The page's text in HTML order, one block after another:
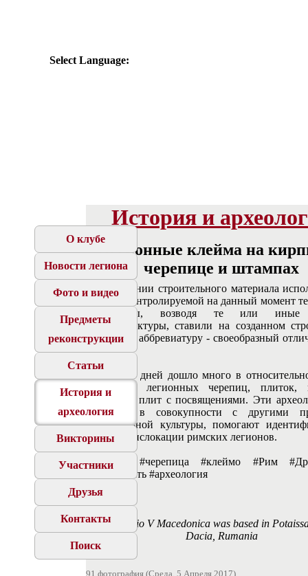
Select Language:
О клубе
Новости легиона
Фото и видео
Предметы
реконструкции
Статьи
История и
археология
Викторины
Участники
Друзья
Контакты
Поиск
История и
Легионные клейма на
черепице и штампах
При создании строительного материала
сырьё с контролируемой на данный момент
Легионеры, возводя те или иные
инфраструктуры, ставили на созданном
материале аббревиатуру - своеобразный
знак.
До наших дней дошло много в
состоянии легионных черепиц, плиток,
памятных плит с посвящениями. Эти
находки, в совокупности с другими
материальной культуры, помогают
бывшие дислокации римских легионов.
#кирпич #черепица #клеймо #Рим
#античность #археология
L V M Legio V Macedonica was based in
Dacia, Rumania
91 фотография (Среда, 5 Апреля 2017)